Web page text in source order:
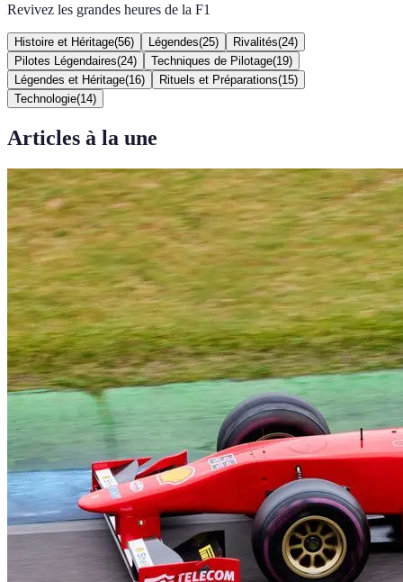
Revivez les grandes heures de la F1
Histoire et Héritage(56) Légendes(25) Rivalités(24)
Pilotes Légendaires(24) Techniques de Pilotage(19)
Légendes et Héritage(16) Rituels et Préparations(15)
Technologie(14)
Articles à la une